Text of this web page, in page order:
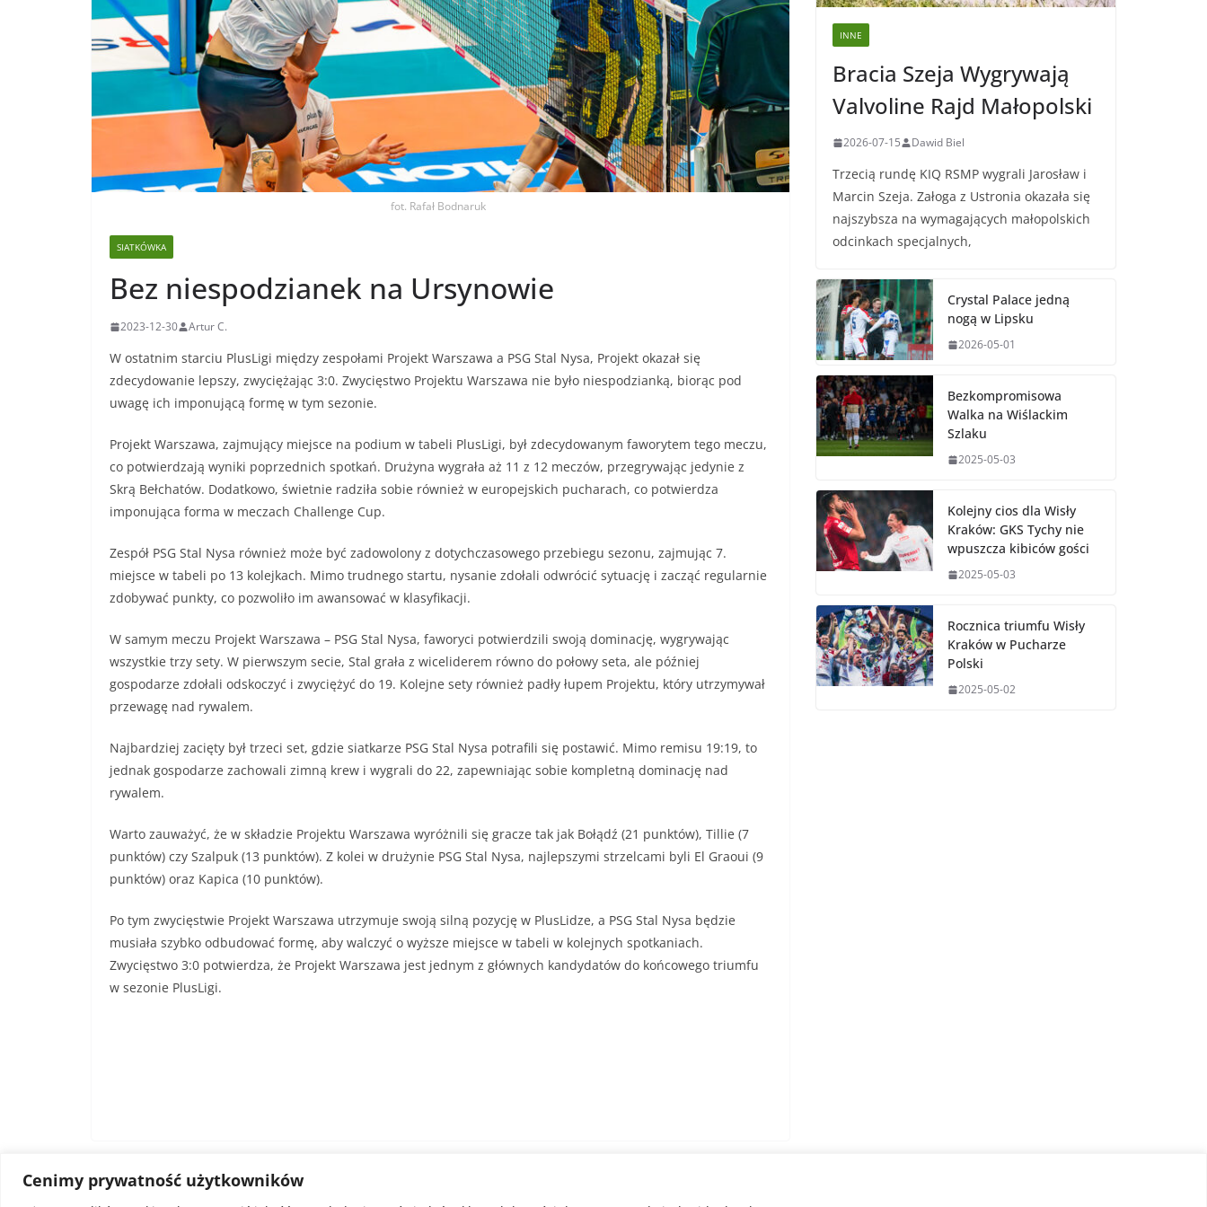
Cenimy prywatność użytkowników
fot. Rafał Bodnaruk
SIATKÓWKA
Bez niespodzianek na Ursynowie
2023-12-30 Artur C.
W ostatnim starciu PlusLigi między zespołami Projekt Warszawa a PSG Stal Nysa, Projekt okazał się
zdecydowanie lepszy, zwyciężając 3:0. Zwycięstwo Projektu Warszawa nie było niespodzianką, biorąc pod
uwagę ich imponującą formę w tym sezonie.
Projekt Warszawa, zajmujący miejsce na podium w tabeli PlusLigi, był zdecydowanym faworytem tego meczu,
co potwierdzają wyniki poprzednich spotkań. Drużyna wygrała aż 11 z 12 meczów, przegrywając jedynie z
Skrą Bełchatów. Dodatkowo, świetnie radziła sobie również w europejskich pucharach, co potwierdza
imponująca forma w meczach Challenge Cup.
Zespół PSG Stal Nysa również może być zadowolony z dotychczasowego przebiegu sezonu, zajmując 7.
miejsce w tabeli po 13 kolejkach. Mimo trudnego startu, nysanie zdołali odwrócić sytuację i zacząć regularnie
zdobywać punkty, co pozwoliło im awansować w klasyfikacji.
W samym meczu Projekt Warszawa – PSG Stal Nysa, faworyci potwierdzili swoją dominację, wygrywając
wszystkie trzy sety. W pierwszym secie, Stal grała z wiceliderem równo do połowy seta, ale później
gospodarze zdołali odskoczyć i zwyciężyć do 19. Kolejne sety również padły łupem Projektu, który utrzymywał
przewagę nad rywalem.
Najbardziej zacięty był trzeci set, gdzie siatkarze PSG Stal Nysa potrafili się postawić. Mimo remisu 19:19, to
jednak gospodarze zachowali zimną krew i wygrali do 22, zapewniając sobie kompletną dominację nad
rywalem.
Warto zauważyć, że w składzie Projektu Warszawa wyróżnili się gracze tak jak Bołądź (21 punktów), Tillie (7
punktów) czy Szalpuk (13 punktów). Z kolei w drużynie PSG Stal Nysa, najlepszymi strzelcami byli El Graoui (9
punktów) oraz Kapica (10 punktów).
Po tym zwycięstwie Projekt Warszawa utrzymuje swoją silną pozycję w PlusLidze, a PSG Stal Nysa będzie
musiała szybko odbudować formę, aby walczyć o wyższe miejsce w tabeli w kolejnych spotkaniach.
Zwycięstwo 3:0 potwierdza, że Projekt Warszawa jest jednym z głównych kandydatów do końcowego triumfu
w sezonie PlusLigi.
INNE
Bracia Szeja Wygrywają
Valvoline Rajd Małopolski
2026-07-15 Dawid Biel
Trzecią rundę KIQ RSMP wygrali Jarosław i
Marcin Szeja. Załoga z Ustronia okazała się
najszybsza na wymagających małopolskich
odcinkach specjalnych,
Crystal Palace jedną
nogą w Lipsku
2026-05-01
Bezkompromisowa
Walka na Wiślackim
Szlaku
2025-05-03
Kolejny cios dla Wisły
Kraków: GKS Tychy nie
wpuszcza kibiców gości
2025-05-03
Rocznica triumfu Wisły
Kraków w Pucharze
Polski
2025-05-02